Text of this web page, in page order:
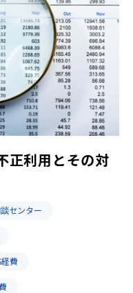
正利用とその対
センター
経費